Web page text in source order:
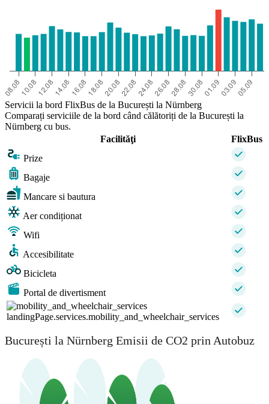
Servicii la bord FlixBus de la București la Nürnberg
Comparați serviciile de la bord când călătoriți de la București la
Nürnberg cu bus.
Facilităţi
FlixBus
Prize
Bagaje
Mancare si bautura
Aer condiționat
Wifi
Accesibilitate
Bicicleta
Portal de divertisment
landingPage.services.mobility_and_wheelchair_services
București la Nürnberg Emisii de CO2 prin Autobuz